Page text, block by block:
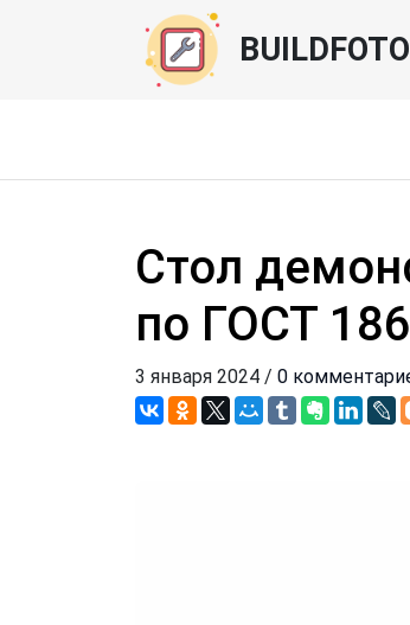
BUILDFOTO
Стол
по ГОСТ
3 января 2024 / 0